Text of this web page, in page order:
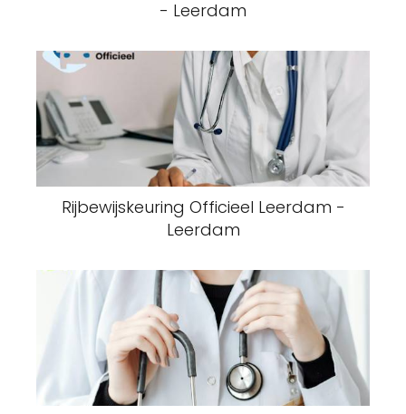
- Leerdam
Rijbewijskeuring Officieel Leerdam -
Leerdam